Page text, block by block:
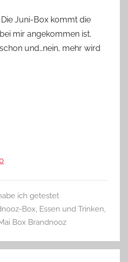
Juni-Box kommt die
mir angekommen ist.
und…nein, mehr wird
ich getestet
Box, Essen und Trinken,
Box Brandnooz